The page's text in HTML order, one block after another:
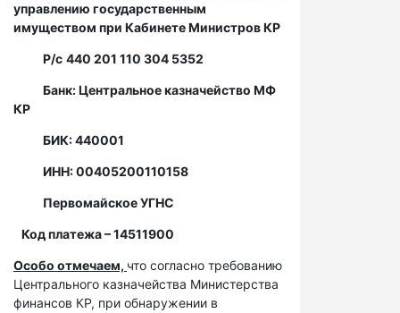
управлению государственным
имуществом при Кабинете Министров КР
Р/с 440 201 110 304 5352
Банк: Центральное казначейство МФ
КР
БИК: 440001
ИНН: 00405200110158
Первомайское УГНС
Код платежа – 14511900
Особо отмечаем, что согласно требованию
Центрального казначейства Министерства
финансов КР, при обнаружении в